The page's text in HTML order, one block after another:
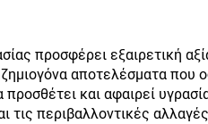
προσφέρει εξαιρετική
αποτελέσματα
προσθέτει και αφαιρεί
τις περιβαλλοντικές